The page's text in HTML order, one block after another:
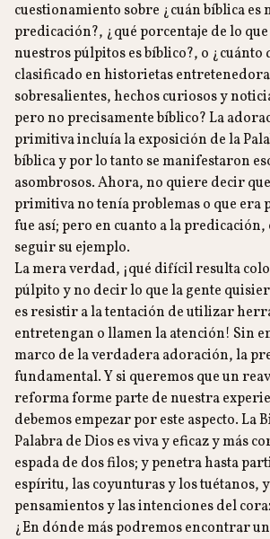
cuestionamiento sobre ¿cuán bíblica es
predicación?, ¿qué porcentaje de lo
nuestros púlpitos es bíblico?, o ¿cuánto
clasificado en historietas
sobresalientes, hechos curiosos y
pero no precisamente bíblico? La
primitiva incluía la exposición de la
bíblica y por lo tanto se manifestaron
asombrosos. Ahora, no quiere decir
primitiva no tenía problemas o que era
fue así; pero en cuanto a la predicación,
seguir su ejemplo.
La mera verdad, ¡qué difícil resulta
púlpito y no decir lo que la gente
es resistir a la tentación de utilizar
entretengan o llamen la atención! Sin
marco de la verdadera adoración, la
fundamental. Y si queremos que un
reforma forme parte de nuestra
debemos empezar por este aspecto. La
Palabra de Dios es viva y eficaz y más
espada de dos filos; y penetra hasta
espíritu, las coyunturas y los tuétanos,
pensamientos y las intenciones del
¿En dónde más podremos encontrar